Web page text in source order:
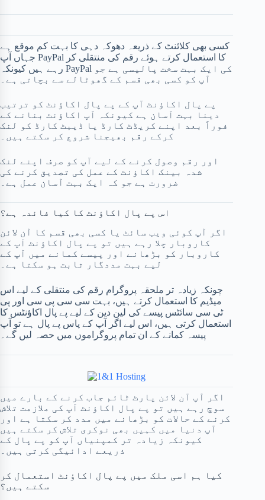
کسی بھی کلائنٹ کے ذریعہ دھوکہ دہی کا بہت کم موقع ہے
جہاں آپ PayPal کا استعمال کرتے ہوئے رقم کی منتقلی کر
رہے ہیں کیونکہ PayPal کی ایک بہت سخت پالیسی ہے جو
آپ کو کسی بھی قسم کے گھوٹالے سے بچاتی ہے۔
پے پال اکاؤنٹ آپ کے پے پال اکاؤنٹ کو ترتیب
دینا بہت آسان ہے کیونکہ آپ اکاؤنٹ بنانے کے
فوراً بعد اپنے کریڈٹ کارڈ یا ڈیبٹ کارڈ کو لنک
کرکے رقم بھیجنا شروع کر سکتے ہیں۔
اور رقم وصول کرنے کے لیے آپ کو صرف اپنے لنک
شدہ بینک اکاؤنٹ کے عمل کی تصدیق کرنے کی
ضرورت ہے جو کہ ایک بہت آسان عمل ہے۔
اس پے پال اکاؤنٹ کا کیا فائدہ ہے؟
اگر آپ کوئی ویب سائٹ یا کسی بھی قسم کا آن لائن
کاروبار چلا رہے ہیں تو پے پال اکاؤنٹ آپ کے
کاروبار کو بڑھانے اور پیسے کمانے میں آپ کے
لیے بہت مددگار ثابت ہو سکتا ہے۔
چونکہ زیادہ تر ملحقہ پروگرام رقم کی منتقلی کے لیے اس
میڈیم کا استعمال کرتے ہیں، بہت سی سی پی سی اور پی
ٹی سی سائٹس پیسے کی لین دین کے لیے پے پال اکاؤنٹس کا
استعمال کرتی ہیں، اس لیے اگر آپ کے پاس پے پال ہے تو آپ
پیسہ کمانے کے ان تمام پروگراموں میں حصہ لیں گے۔
اگر آپ آن لائن پارٹ ٹائم جاب کرنے کے بارے میں
سوچ رہے ہیں تو پے پال اکاؤنٹ آپ کی ملازمت تلاش
کرنے کے حالات کو بڑھانے میں مدد کر سکتا ہے اور
آپ دنیا میں کہیں بھی نوکری تلاش کر سکتے ہیں
کیونکہ زیادہ تر کمپنیاں آپ کو پے پال کے
ذریعے ادائیگی کرتی ہیں۔
کیا ہم اسی ملک میں پے پال اکاؤنٹ استعمال کر
سکتے ہیں؟